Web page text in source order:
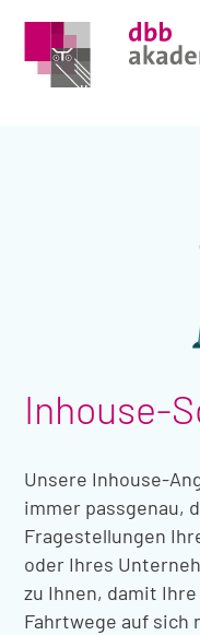
Inhouse-
Unsere Inhouse-
immer passgenau,
Fragestellungen
oder Ihres
zu Ihnen, damit
Fahrtwege auf sich